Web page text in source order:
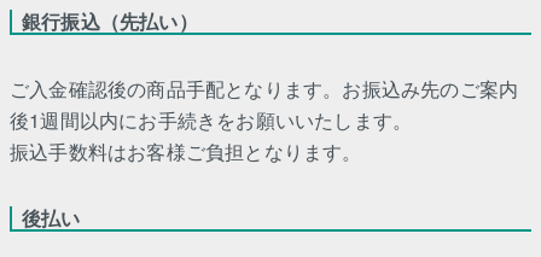
銀行振込（先払い）
ご入金確認後の商品手配となります。お振込み先のご案内
後1週間以内にお手続きをお願いいたします。
振込手数料はお客様ご負担となります。
後払い